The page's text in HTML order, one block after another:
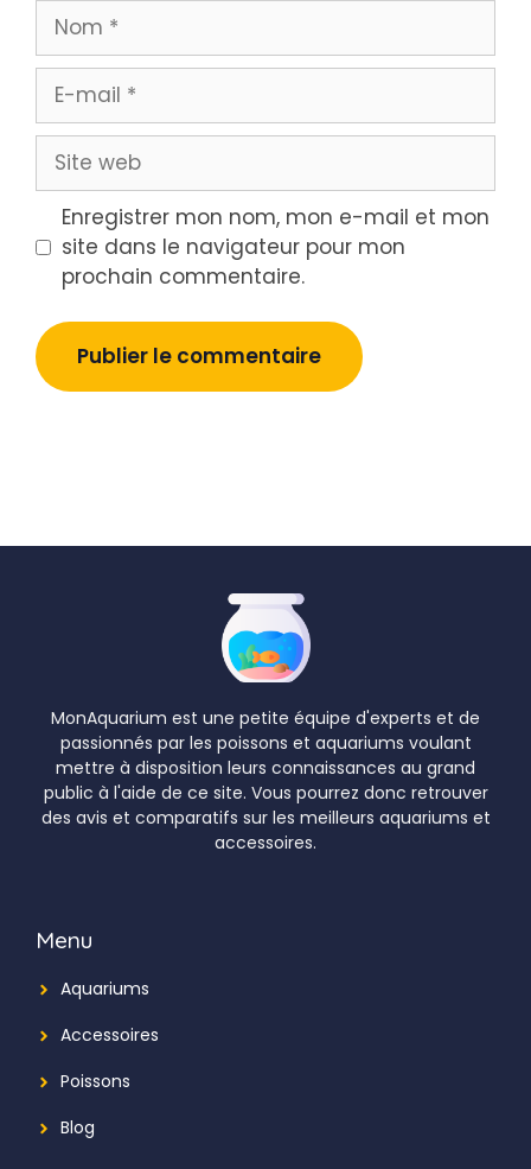
Nom
mail
Site
web
Enregistrer mon nom, mon e-mail et mon
site dans le navigateur pour mon
prochain commentaire.
MonAquarium est une petite équipe d'experts et de
passionnés par les poissons et aquariums voulant
mettre à disposition leurs connaissances au grand
public à l'aide de ce site. Vous pourrez donc retrouver
des avis et comparatifs sur les meilleurs aquariums et
accessoires.
Menu
Aquariums
Accessoires
Poissons
Blog